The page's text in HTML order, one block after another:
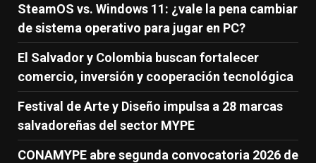
SteamOS vs. Windows 11: ¿vale la pena cambiar
de sistema operativo para jugar en PC?
El Salvador y Colombia buscan fortalecer
comercio, inversión y cooperación tecnológica
Festival de Arte y Diseño impulsa a 28 marcas
salvadoreñas del sector MYPE
CONAMYPE abre segunda convocatoria 2026 de